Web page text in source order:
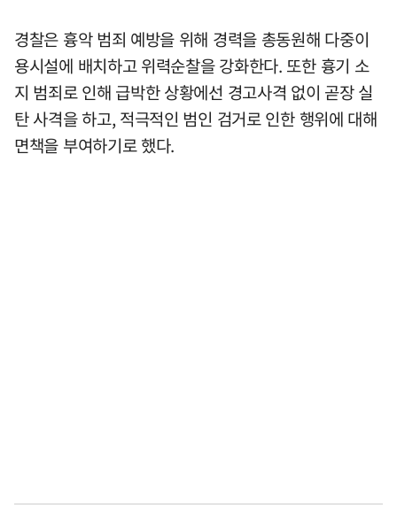
경찰은 흉악 범죄 예방을 위해 경력을 총동원해 다중이
용시설에 배치하고 위력순찰을 강화한다. 또한 흉기 소
지 범죄로 인해 급박한 상황에선 경고사격 없이 곧장 실
탄 사격을 하고, 적극적인 범인 검거로 인한 행위에 대해
면책을 부여하기로 했다.